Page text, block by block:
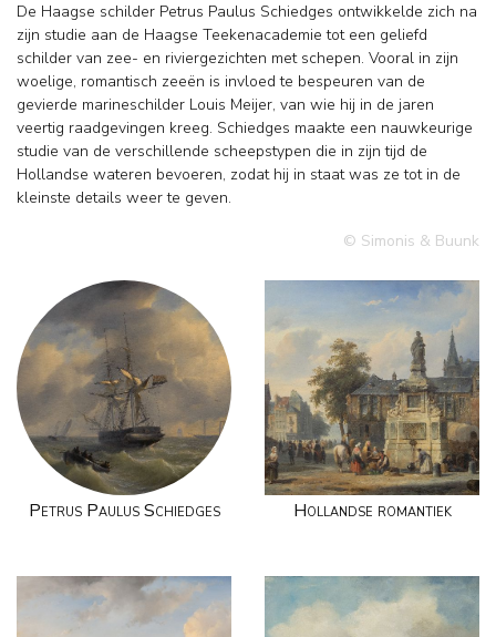
De Haagse schilder Petrus Paulus Schiedges ontwikkelde zich na
zijn studie aan de Haagse Teekenacademie tot een geliefd
schilder van zee- en riviergezichten met schepen. Vooral in zijn
woelige, romantisch zeeën is invloed te bespeuren van de
gevierde marineschilder Louis Meijer, van wie hij in de jaren
veertig raadgevingen kreeg. Schiedges maakte een nauwkeurige
studie van de verschillende scheepstypen die in zijn tijd de
Hollandse wateren bevoeren, zodat hij in staat was ze tot in de
kleinste details weer te geven.
© Simonis & Buunk
Petrus Paulus Schiedges Hollandse romantiek